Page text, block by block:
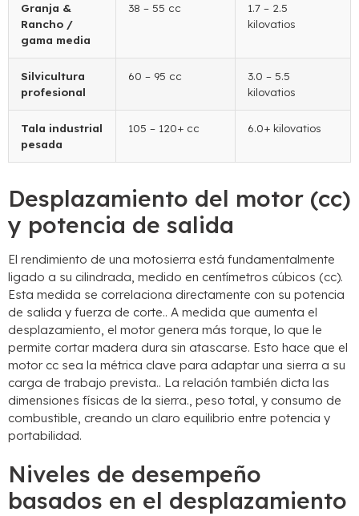
Granja &
Rancho /
gama media
38 – 55 cc
1.7 – 2.5
kilovatios
Silvicultura
profesional
60 – 95 cc
3.0 – 5.5
kilovatios
Tala industrial
pesada
105 – 120+ cc 6.0+ kilovatios
Desplazamiento del motor (cc)
y potencia de salida
El rendimiento de una motosierra está fundamentalmente
ligado a su cilindrada, medido en centímetros cúbicos (cc).
Esta medida se correlaciona directamente con su potencia
de salida y fuerza de corte.. A medida que aumenta el
desplazamiento, el motor genera más torque, lo que le
permite cortar madera dura sin atascarse. Esto hace que el
motor cc sea la métrica clave para adaptar una sierra a su
carga de trabajo prevista.. La relación también dicta las
dimensiones físicas de la sierra., peso total, y consumo de
combustible, creando un claro equilibrio entre potencia y
portabilidad.
Niveles de desempeño
basados ​​en el desplazamiento